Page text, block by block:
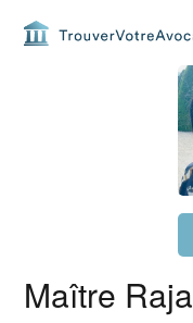
Maître